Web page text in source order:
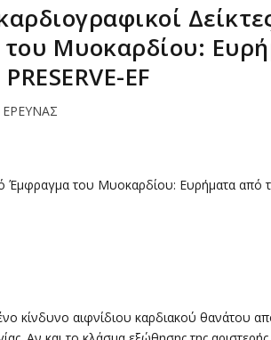
Μυοκαρδίου:
EF
κίνδυνο αιφνίδιου καρδιακού θανάτου